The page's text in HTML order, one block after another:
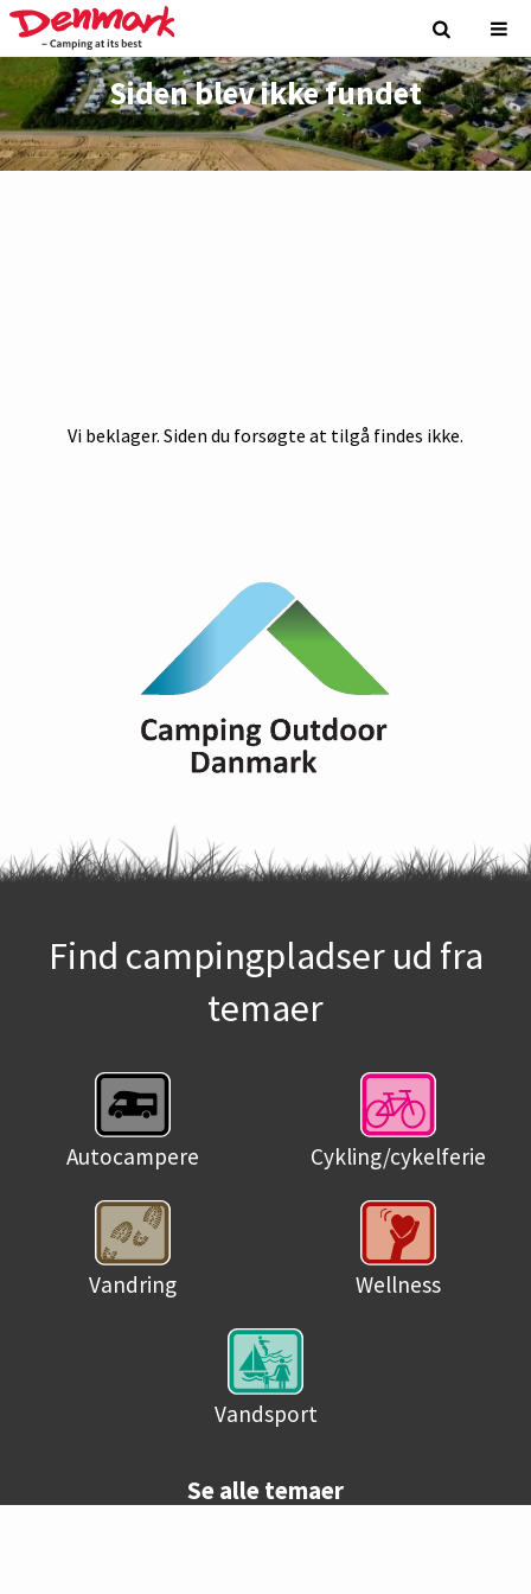
Siden blev ikke fundet
Vi beklager. Siden du forsøgte at tilgå findes ikke.
Find campingpladser ud fra
temaer
Autocampere Cykling/cykelferie
Vandring Wellness
Vandsport
Se alle temaer